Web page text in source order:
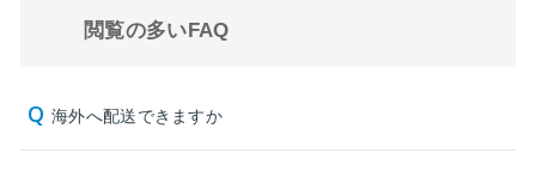
閲覧の多いFAQ
海外へ配送できますか